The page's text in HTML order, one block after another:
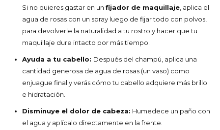
Si no quieres gastar en un fijador de maquillaje , aplica el
agua de rosas con un spray luego de fijar todo con polvos,
para devolverle la naturalidad a tu rostro y hacer que tu
maquillaje dure intacto por más tiempo.
Ayuda a tu cabello: Después del champú, aplica una
cantidad generosa de agua de rosas (un vaso) como
enjuague final y verás cómo tu cabello adquiere más brillo
e hidratación.
Disminuye el dolor de cabeza: Humedece un paño con
el agua y aplícalo directamente en la frente.